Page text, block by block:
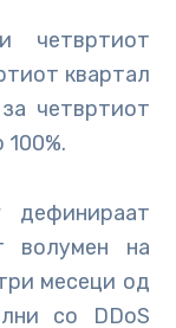
четвртиот
квартал
четвртиот
дефинираат
волумен на
месеци од
со DDoS